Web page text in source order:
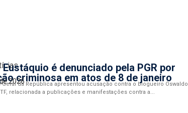
é denunciado pela PGR por
criminosa em atos de 8 de janeiro
2026
Geral da República apresentou acusação contra o blogueiro Oswaldo
relacionada a publicações e manifestações contra a...